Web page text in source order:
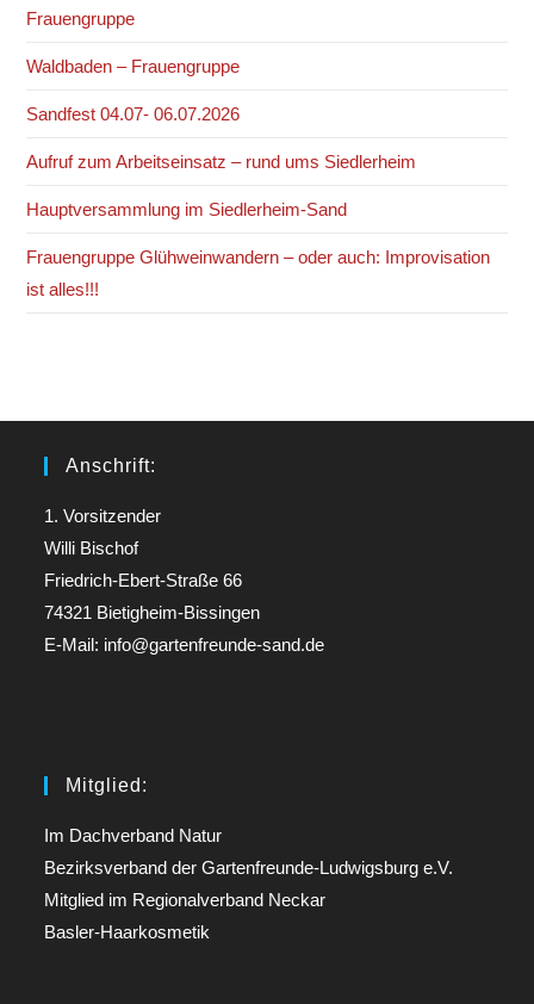
Frauengruppe
Waldbaden – Frauengruppe
Sandfest 04.07- 06.07.2026
Aufruf zum Arbeitseinsatz – rund ums Siedlerheim
Hauptversammlung im Siedlerheim-Sand
Frauengruppe Glühweinwandern – oder auch: Improvisation
ist alles!!!
Anschrift:
1. Vorsitzender
Willi Bischof
Friedrich-Ebert-Straße 66
74321 Bietigheim-Bissingen
E-Mail: info@gartenfreunde-sand.de
Mitglied:
Im Dachverband Natur
Bezirksverband der Gartenfreunde-Ludwigsburg e.V.
Mitglied im Regionalverband Neckar
Basler-Haarkosmetik